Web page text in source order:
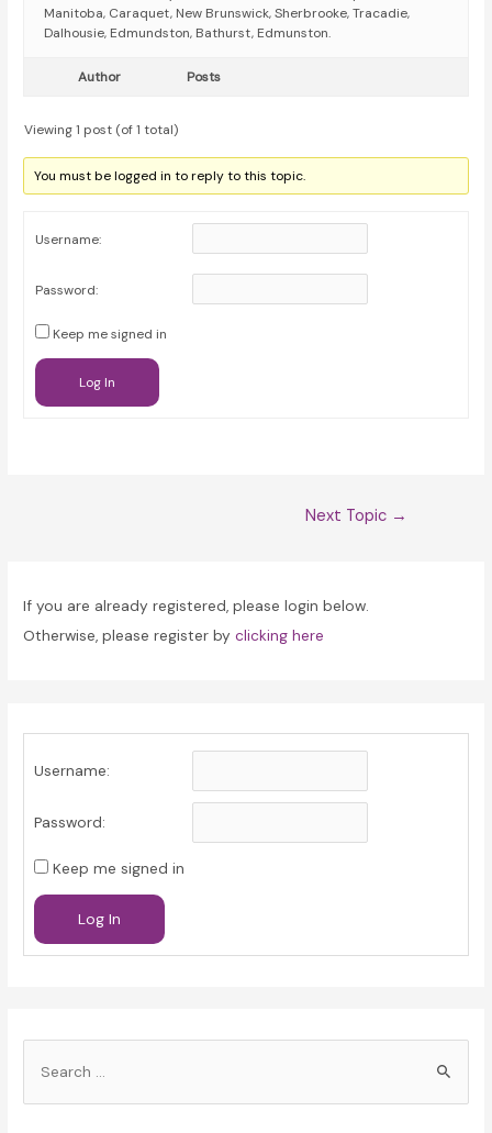
Manitoba, Caraquet, New Brunswick, Sherbrooke, Tracadie,
Dalhousie, Edmundston, Bathurst, Edmunston.
Author Posts
Viewing 1 post (of 1 total)
You must be logged in to reply to this topic.
Username:
Password:
Keep me signed in
Log In
Next Topic →
If you are already registered, please login below.
Otherwise, please register byclicking here
Username:
Password:
Keep me signed in
Log In